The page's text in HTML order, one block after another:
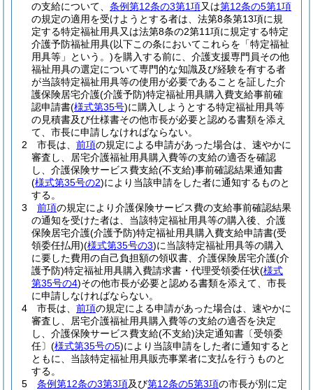
の支給について、 条例第12条の3第1項又は第12条の5第1項
の規定の適用を受けようとする者は、法第8条第13項に規
定する特定福祉用具又は法第8条の2第11項に規定する特定
介護予防福祉用具(以下この条においてこれらを「特定福祉
用具等」という。)を購入する前に、介護支援専門員その他
福祉用具の選定について専門的な知識及び経験を有する者
が当該特定福祉用具等の使用が必要であることを証した介
護保険居宅介護(介護予防)特定福祉用具購入費支給事前確
認申請書(様式第35号)に購入しようとする特定福祉用具等
の見積書及び仕様書その他市長が必要と認める書類を添え
て、市長に申請しなければならない。
2
市長は、 前項の規定による申請があった場合は、速やかに
審査し、居宅介護福祉用具購入費等の支給の適否を確認
し、介護保険サービス費支給(不支給)事前確認結果通知書
(様式第35号の2)により当該申請をした者に通知するものと
する。
3
前項の規定により介護保険サービス費の支給事前確認結果
の通知を受けた者は、当該特定福祉用具等の購入後、介護
保険居宅介護(介護予防)特定福祉用具購入費支給申請書(受
領委任払用)(様式第35号の3)に当該特定福祉用具等の購入
に要した費用の自己負担額の領収書、介護保険居宅介護(介
護予防)特定福祉用具購入費請求書・代理受領委任状(様式
第35号の4)その他市長が必要と認める書類を添えて、市長
に申請しなければならない。
4
市長は、 前項の規定による申請があった場合は、速やかに
審査し、居宅介護福祉用具購入費等の支給の適否を決定
し、介護保険サービス費支給(不支給)決定通知書〔受領委
任〕 (様式第35号の5)により当該申請をした者に通知すると
ともに、当該特定福祉用具販売事業者に支払を行うものと
する。
5
条例第12条の3第3項及び第12条の5第3項の市長が別に定